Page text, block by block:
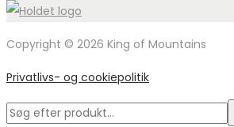
Copyright © 2026 King of Mountains
Privatlivs- og cookiepolitik
Search